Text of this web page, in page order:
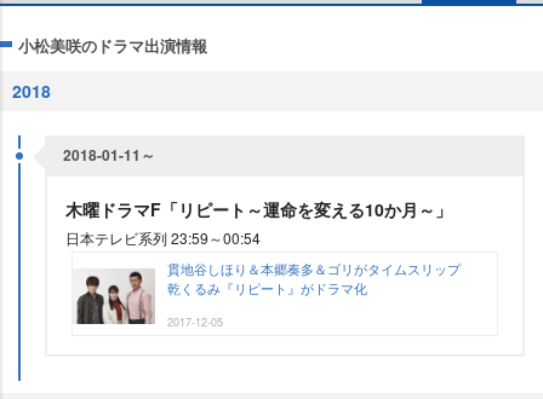
小松美咲のドラマ出演情報
2018
2018-01-11～
木曜ドラマF「リピート～運命を変える10か月～」
日本テレビ系列 23:59～00:54
貫地谷しほり＆本郷奏多＆ゴリがタイムスリップ
乾くるみ『リピート』がドラマ化
2017-12-05